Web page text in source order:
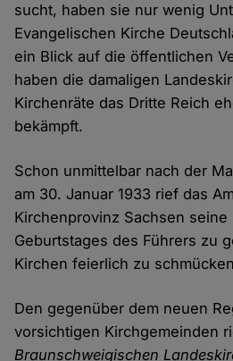
sucht, haben sie nur wenig
Evangelischen Kirche
ein Blick auf die öffentlichen
haben die damaligen
Kirchenräte das Dritte Reich
bekämpft.
Schon unmittelbar nach der
am 30. Januar 1933 rief das
Kirchenprovinz Sachsen
Geburtstages des Führers zu
Kirchen feierlich zu
Den gegenüber dem neuen
vorsichtigen Kirchgemeinden
Braunschweigischen